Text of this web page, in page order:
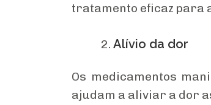
tratamento eficaz para
Alívio da dor
Os medicamentos
ajudam a aliviar a dor